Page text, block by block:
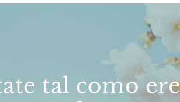
tal como